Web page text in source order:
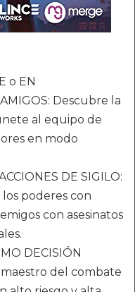
o EN
Descubre la
al equipo de
en modo
DE SIGILO:
poderes con
con asesinatos
DECISIÓN
del combate